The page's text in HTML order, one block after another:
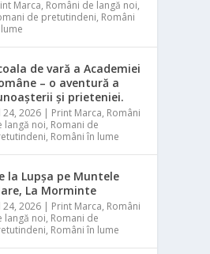
Marca, Români de langă noi,
de pretutindeni, Români
de vară a Academiei
– o aventură a
și prieteniei.
24, 2026 | Print Marca, Români
langă noi, Romani de
, Români în lume
la Lupșa pe Muntele
La Morminte
24, 2026 | Print Marca, Români
langă noi, Romani de
, Români în lume